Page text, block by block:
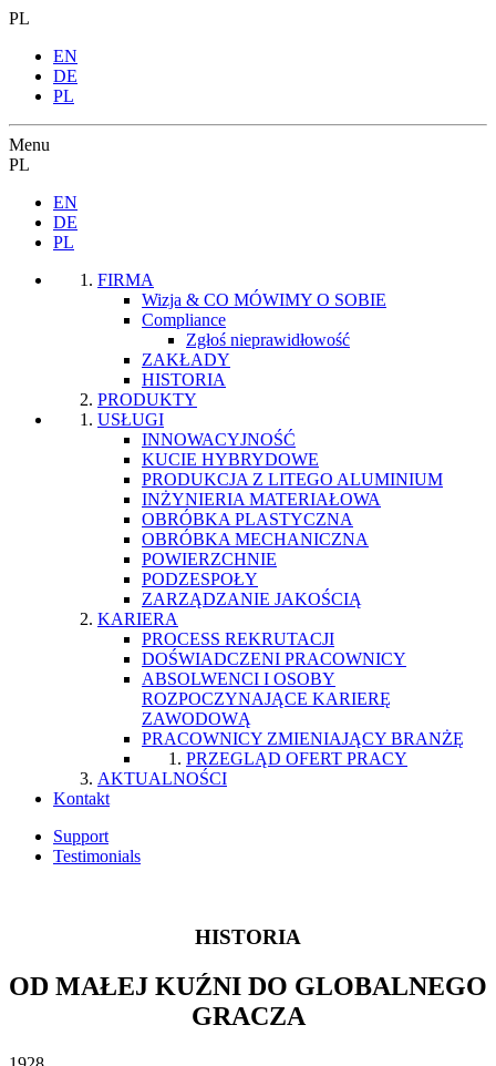
PL
EN
DE
PL
Menu
PL
EN
DE
PL
FIRMA
Wizja & CO MÓWIMY O SOBIE
Compliance
Zgłoś nieprawidłowość
ZAKŁADY
HISTORIA
PRODUKTY
USŁUGI
INNOWACYJNOŚĆ
KUCIE HYBRYDOWE
PRODUKCJA Z LITEGO ALUMINIUM
INŻYNIERIA MATERIAŁOWA
OBRÓBKA PLASTYCZNA
OBRÓBKA MECHANICZNA
POWIERZCHNIE
PODZESPOŁY
ZARZĄDZANIE JAKOŚCIĄ
KARIERA
PROCESS REKRUTACJI
DOŚWIADCZENI PRACOWNICY
ABSOLWENCI I OSOBY
ROZPOCZYNAJĄCE KARIERĘ
ZAWODOWĄ
PRACOWNICY ZMIENIAJĄCY BRANŻĘ
PRZEGLĄD OFERT PRACY
AKTUALNOŚCI
Kontakt
Support
Testimonials
HISTORIA
OD MAŁEJ KUŹNI DO GLOBALNEGO
GRACZA